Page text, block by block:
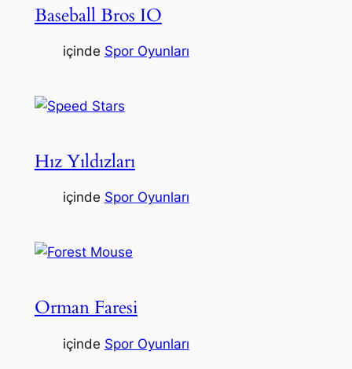
Baseball Bros IO
içinde Spor Oyunları
Hız Yıldızları
içinde Spor Oyunları
Orman Faresi
içinde Spor Oyunları